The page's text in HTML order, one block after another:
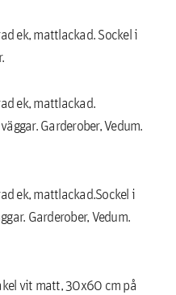
ek, mattlackad. Sockel i
ek, mattlackad.
Garderober, Vedum.
ek, mattlackad.Sockel i
Garderober, Vedum.
vit matt, 30x60 cm på